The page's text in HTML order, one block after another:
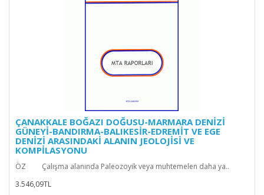
ÇANAKKALE BOĞAZI DOĞUSU-MARMARA DENİZİ
GÜNEYİ-BANDIRMA-BALIKESİR-EDREMİT VE EGE
DENİZİ ARASINDAKİ ALANIN JEOLOJİSİ VE
KOMPİLASYONU
ÖZ Çalışma alanında Paleozoyik veya muhtemelen daha ya..
3.546,09TL